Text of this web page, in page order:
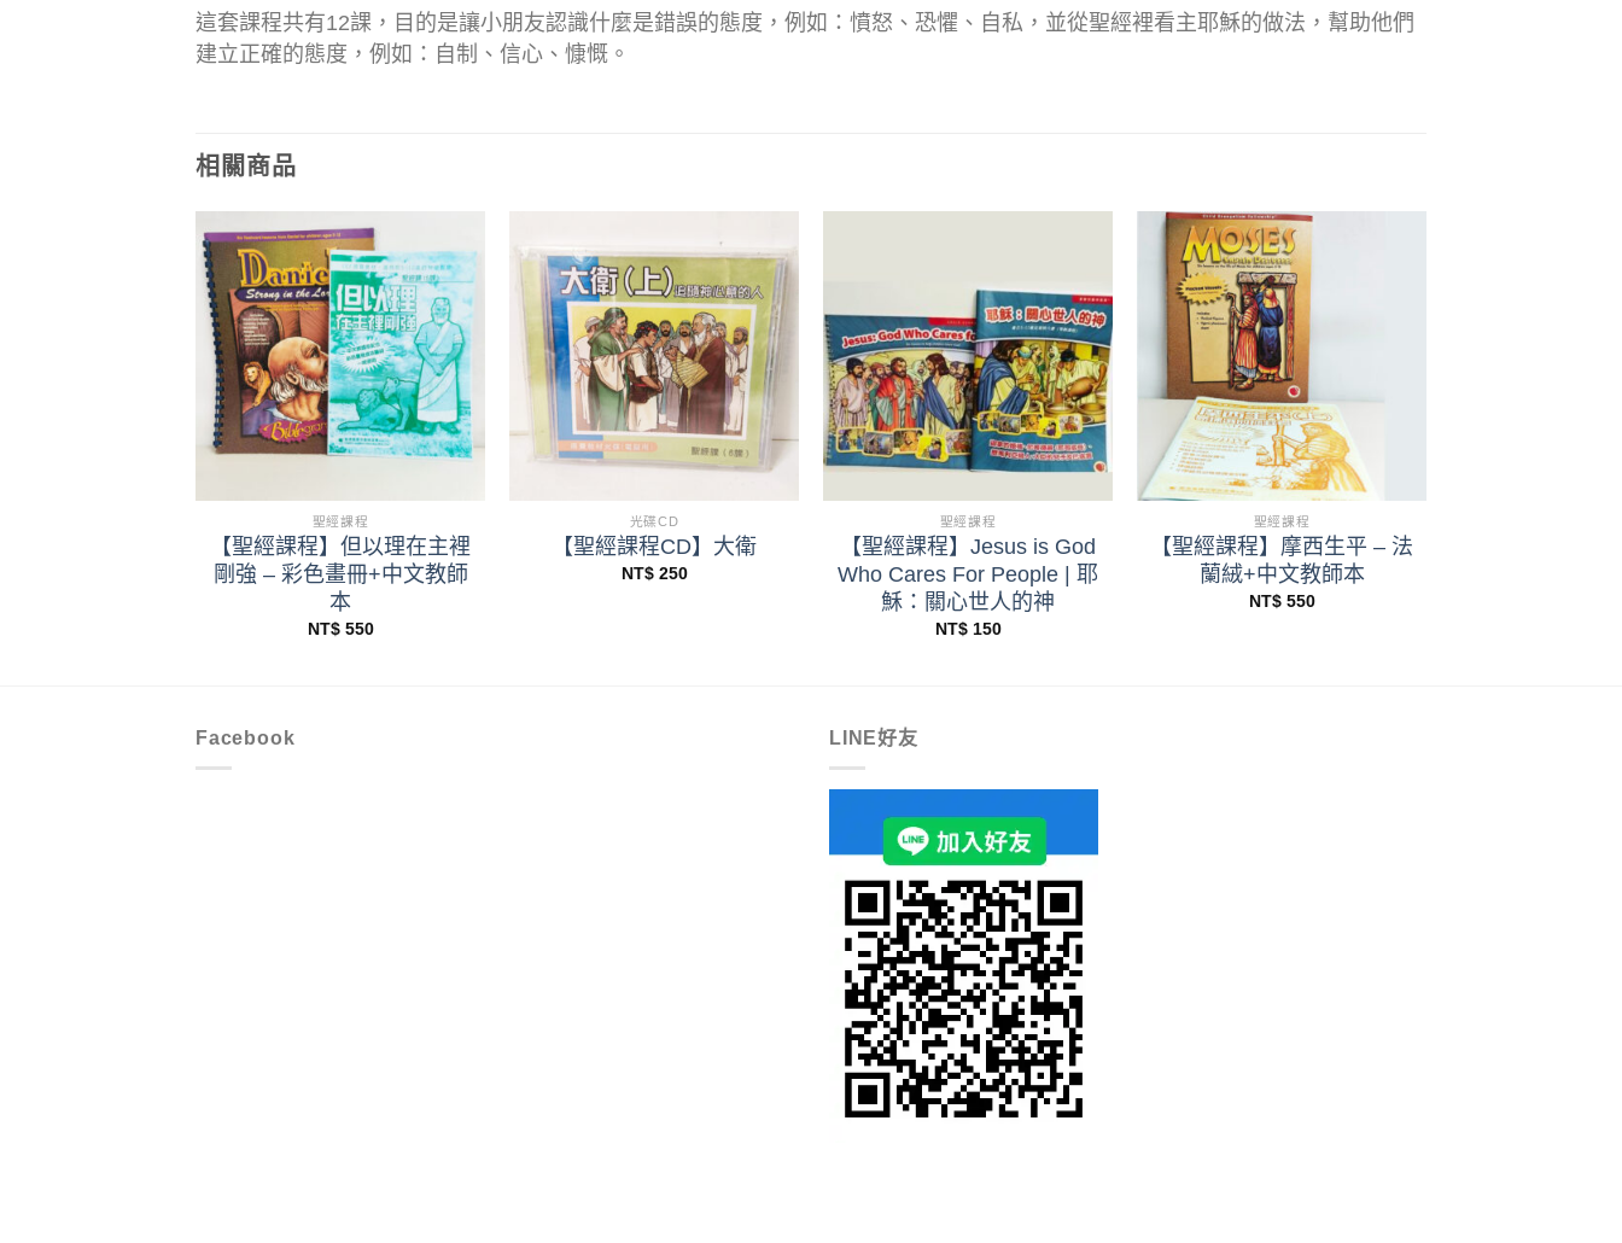
這套課程共有12課，目的是讓小朋友認識什麼是錯誤的態度，例如：憤怒、恐懼、自私，並從聖經裡看主耶穌的做法，幫助他們
建立正確的態度，例如：自制、信心、慷慨。
相關商品
聖經課程
【聖經課程】但以理在主裡
剛強 – 彩色畫冊+中文教師
本
NT$550
光碟CD
【聖經課程CD】大衛
NT$250
聖經課程
【聖經課程】Jesus is God
Who Cares For People | 耶
穌：關心世人的神
NT$150
聖經課程
【聖經課程】摩西生平 – 法
蘭絨+中文教師本
NT$550
Facebook LINE好友